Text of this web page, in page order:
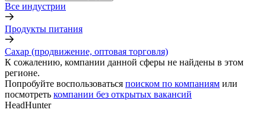
Все индустрии
Продукты питания
Сахар (продвижение, оптовая торговля)
К сожалению, компании данной сферы не найдены в этом
регионе.
Попробуйте воспользоваться поиском по компаниям или
посмотреть компании без открытых вакансий
HeadHunter